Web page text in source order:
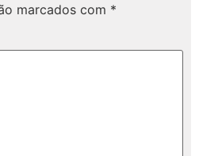
marcados com *